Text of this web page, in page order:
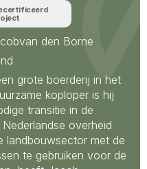
van den Borne
grote boerderij in het
koploper is hij
transitie in de
overheid
landbouwsector met de
te gebruiken voor de